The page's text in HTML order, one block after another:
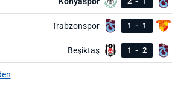
Trabzonspor 1 - 1
Beşiktaş 1 - 2